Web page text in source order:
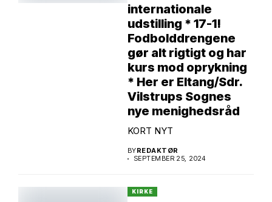
internationale
udstilling * 17-1!
Fodbolddrengene
gør alt rigtigt og har
kurs mod oprykning
* Her er Eltang/Sdr.
Vilstrups Sognes
nye menighedsråd
KORT NYT
BYREDAKTØR
SEPTEMBER 25, 2024
KIRKE